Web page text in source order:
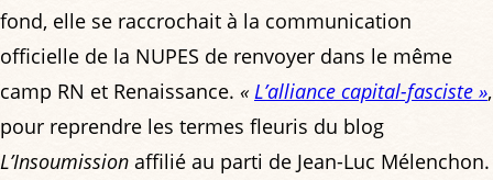
fond, elle se raccrochait à la communication
officielle de la NUPES de renvoyer dans le même
camp RN et Renaissance. « L’alliance capital-fasciste »,
pour reprendre les termes fleuris du blog
L’Insoumission affilié au parti de Jean-Luc Mélenchon.